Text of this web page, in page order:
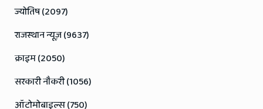
ज्योतिष (2097)
राजस्थान न्यूज़ (9637)
क्राइम (2050)
सरकारी नौकरी (1056)
ऑटोमोबाइल्स (750)